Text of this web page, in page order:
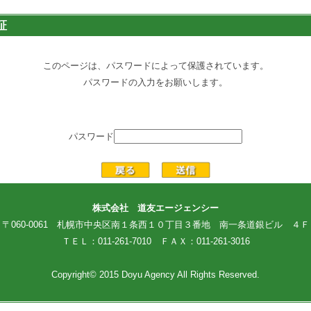
このページは、パスワードによって保護されています。
パスワードの入力をお願いします。
パスワード
株式会社 道友エージェンシー
〒060-0061 札幌市中央区南１条西１０丁目３番地 南一条道銀ビル ４Ｆ
ＴＥＬ：011-261-7010 ＦＡＸ：011-261-3016
Copyright© 2015 Doyu Agency All Rights Reserved.